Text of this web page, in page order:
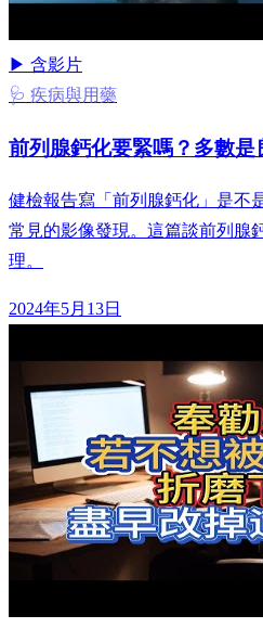
▶ 含影片
🩺 疾病與用藥
前列腺鈣化要緊嗎？多數是
健檢報告寫「前列腺鈣化」是不
常見的影像發現。這篇談前列腺
理。
2024年5月13日